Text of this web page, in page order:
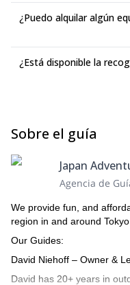
¿Puedo alquilar algún
¿Está disponible la
Sobre el guía
Japan
Agencia de
We provide fun, and
region in and around
Our Guides:
David Niehoff – Owner &
David has 20+ years in